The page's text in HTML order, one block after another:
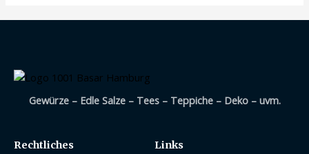
Gewürze – Edle Salze – Tees – Teppiche – Deko – uvm.
Rechtliches Links